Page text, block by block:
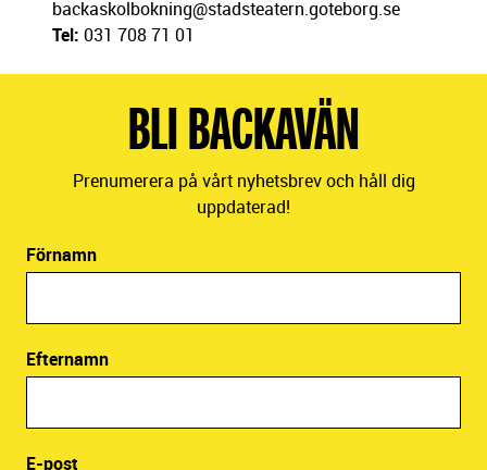
backaskolbokning@stadsteatern.goteborg.se
Tel: 031 708 71 01
BLI BACKAVÄN
Prenumerera på vårt nyhetsbrev och håll dig
uppdaterad!
Förnamn
Efternamn
E-post